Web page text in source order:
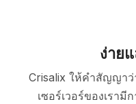
ง่าย
Crisalix ให้คำสัญญา
เซอร์เวอร์ของเรา